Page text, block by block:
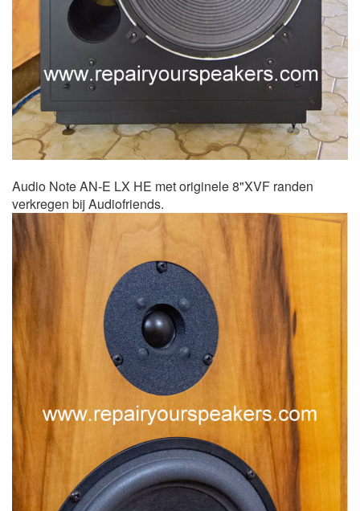
Audio Note AN-E LX HE met originele 8"XVF randen
verkregen bij Audiofriends.